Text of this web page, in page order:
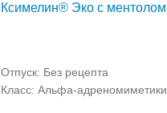
Ксимелин® Эко с ментолом
Отпуск: Без рецепта
Класс: Альфа-адреномиметики